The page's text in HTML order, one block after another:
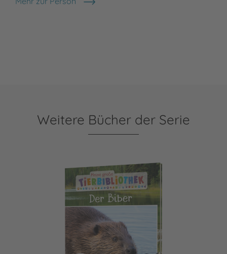
Dr. Jens Poschadel
Weitere Bücher der Serie